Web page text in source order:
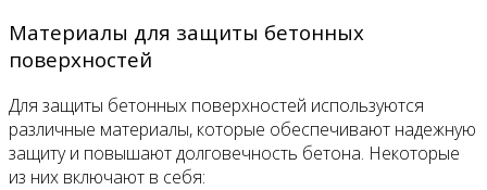
Материалы для защиты бетонных
поверхностей
Для защиты бетонных поверхностей используются
различные материалы, которые обеспечивают надежную
защиту и повышают долговечность бетона. Некоторые
из них включают в себя: